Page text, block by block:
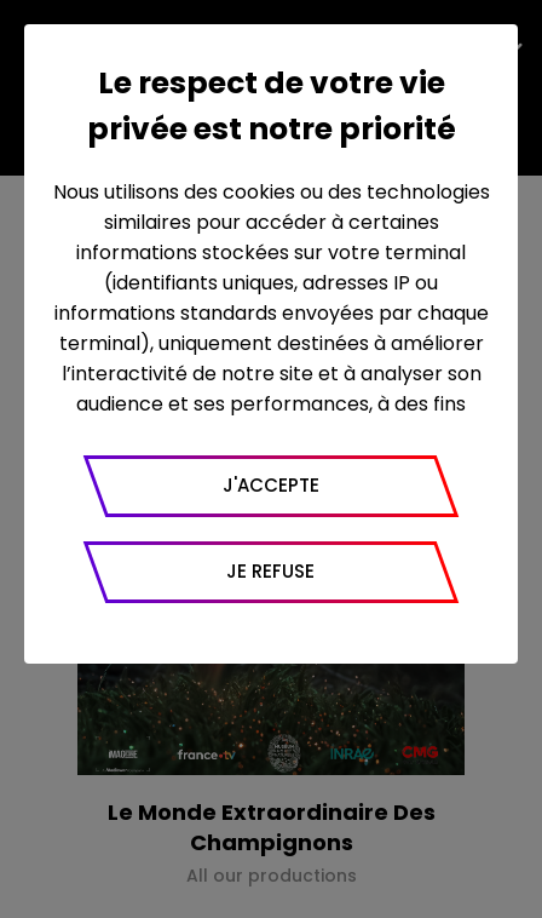
Toutes nos productions
Le Monde Extraordinaire Des
Champignons
All our productions
Le respect de votre vie
privée est notre priorité
Nous utilisons des cookies ou des technologies
similaires pour accéder à certaines
informations stockées sur votre terminal
(identifiants uniques, adresses IP ou
informations standards envoyées par chaque
terminal), uniquement destinées à améliorer
l’interactivité de notre site et à analyser son
audience et ses performances, à des fins
Google Analytics pour générer des rapports
sur le trafic (nombre de visites, temps passé
sur le site, nombre de pages vues en moyenne,
appareil et navigateur utilisé, emplacement
géographique), l’origine du trafic et la
J'ACCEPTE
JE REFUSE